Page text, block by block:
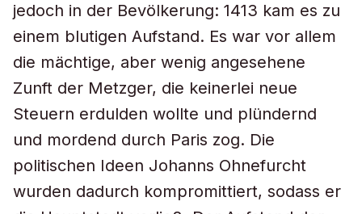
jedoch in der Bevölkerung: 1413 kam es zu
einem blutigen Aufstand. Es war vor allem
die mächtige, aber wenig angesehene
Zunft der Metzger, die keinerlei neue
Steuern erdulden wollte und plündernd
und mordend durch Paris zog. Die
politischen Ideen Johanns Ohnefurcht
wurden dadurch kompromittiert, sodass er